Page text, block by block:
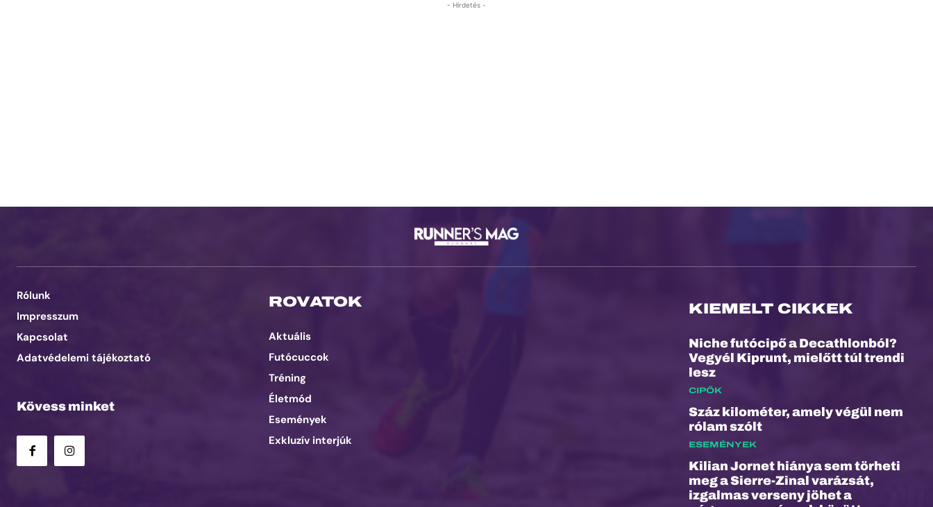
- Hirdetés -
Rólunk
Impresszum
Kapcsolat
Adatvédelemi tájékoztató
Kövess minket
ROVATOK
Aktuális
Futócuccok
Tréning
Életmód
Események
Exkluzív interjúk
KIEMELT CIKKEK
Niche futócipő a Decathlonból?
Vegyél Kiprunt, mielőtt túl trendi
lesz
CIPŐK
Száz kilométer, amely végül nem
rólam szólt
ESEMÉNYEK
Kilian Jornet hiánya sem törheti
meg a Sierre-Zinal varázsát,
izgalmas verseny jöhet a